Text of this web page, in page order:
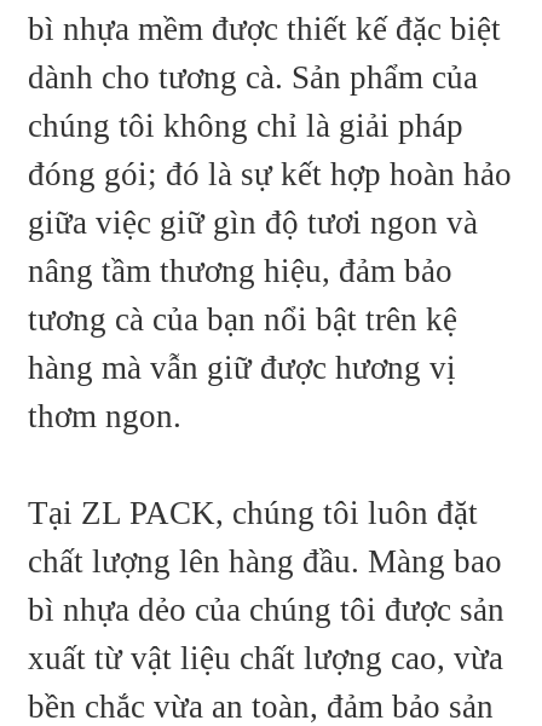
bì nhựa mềm được thiết kế đặc biệt
dành cho tương cà. Sản phẩm của
chúng tôi không chỉ là giải pháp
đóng gói; đó là sự kết hợp hoàn hảo
giữa việc giữ gìn độ tươi ngon và
nâng tầm thương hiệu, đảm bảo
tương cà của bạn nổi bật trên kệ
hàng mà vẫn giữ được hương vị
thơm ngon.
Tại ZL PACK, chúng tôi luôn đặt
chất lượng lên hàng đầu. Màng bao
bì nhựa dẻo của chúng tôi được sản
xuất từ ​​vật liệu chất lượng cao, vừa
bền chắc vừa an toàn, đảm bảo sản